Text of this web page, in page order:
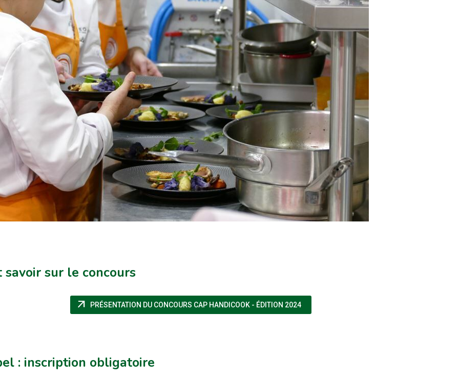
savoir sur le concours
arrow_outward PRÉSENTATION DU CONCOURS CAP HANDICOOK - ÉDITION 2024
: inscription obligatoire